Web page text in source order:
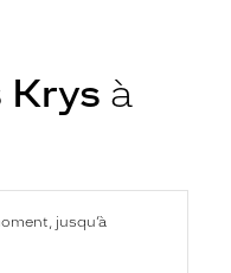
Krys à
jusqu’à